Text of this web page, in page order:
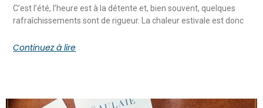
C’est l’été, l’heure est à la détente et, bien souvent, quelques
rafraîchissements sont de rigueur. La chaleur estivale est donc
Continuez à lire